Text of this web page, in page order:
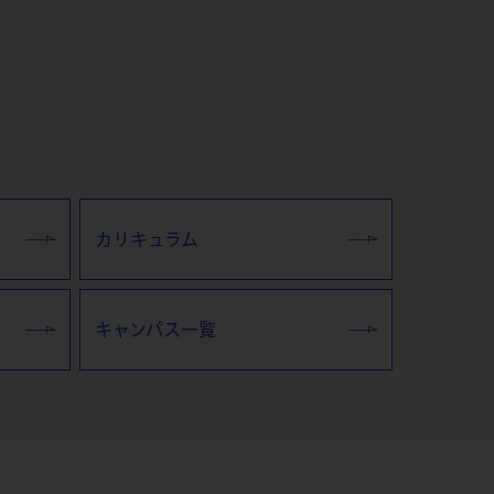
カリキュラム
キャンパス一覧